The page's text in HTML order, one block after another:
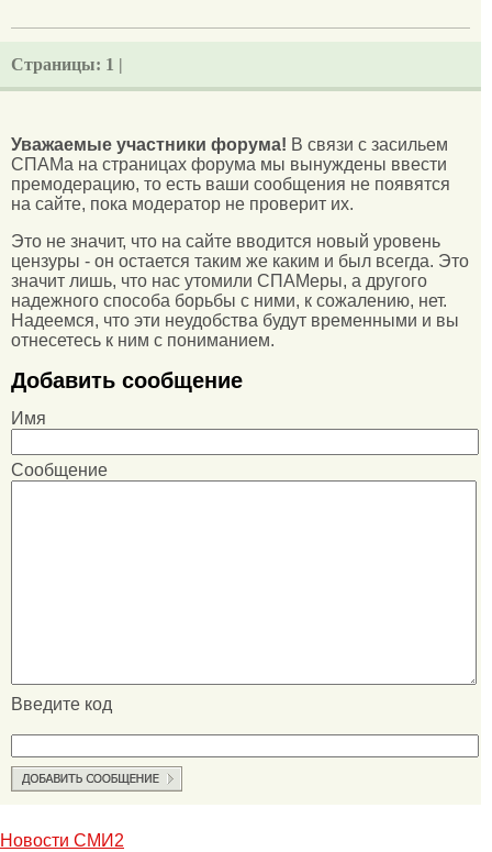
Страницы: 1 |
Уважаемые участники форума! В связи с засильем
СПАМа на страницах форума мы вынуждены ввести
премодерацию, то есть ваши сообщения не появятся
на сайте, пока модератор не проверит их.
Это не значит, что на сайте вводится новый уровень
цензуры - он остается таким же каким и был всегда. Это
значит лишь, что нас утомили СПАМеры, а другого
надежного способа борьбы с ними, к сожалению, нет.
Надеемся, что эти неудобства будут временными и вы
отнесетесь к ним с пониманием.
Добавить сообщение
Имя
Сообщение
Введите код
Новости СМИ2